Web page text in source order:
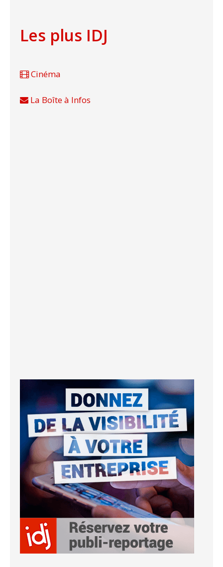
Les plus IDJ
Cinéma
La Boîte à Infos